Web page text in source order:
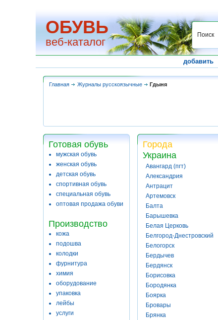
ОБУВЬ
веб-каталог
Поиск
добавить
Главная Журналы русскоязычные Гдыня
Готовая обувь
мужская обувь
женская обувь
детская обувь
спортивная обувь
специальная обувь
оптовая продажа обуви
Производство
кожа
подошва
колодки
фурнитура
химия
оборудование
упаковка
лейбы
услуги
Города
Украина
Авангард (пгт)
Александрия
Антрацит
Артемовск
Балта
Барышевка
Белая Церковь
Белгород-Днестровский
Белогорск
Бердычев
Бердянск
Борисовка
Бородянка
Боярка
Бровары
Брянка